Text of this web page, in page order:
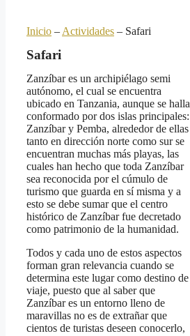
Inicio – Actividades – Safari
Safari
Zanzíbar es un archipiélago semi
autónomo, el cual se encuentra
ubicado en Tanzania, aunque se halla
conformado por dos islas principales:
Zanzíbar y Pemba, alrededor de ellas
tanto en dirección norte como sur se
encuentran muchas más playas, las
cuales han hecho que toda Zanzíbar
sea reconocida por el cúmulo de
turismo que guarda en sí misma y a
esto se debe sumar que el centro
histórico de Zanzíbar fue decretado
como patrimonio de la humanidad.
Todos y cada uno de estos aspectos
forman gran relevancia cuando se
determina este lugar como destino de
viaje, puesto que al saber que
Zanzíbar es un entorno lleno de
maravillas no es de extrañar que
cientos de turistas deseen conocerlo,